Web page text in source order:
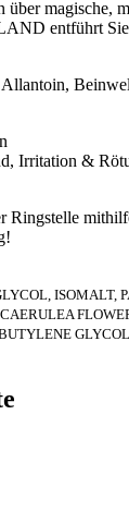
über magische,
entführt
Irritation &
Ringstelle